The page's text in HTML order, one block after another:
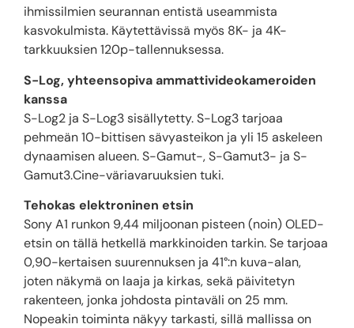
ihmissilmien seurannan entistä useammista
kasvokulmista. Käytettävissä myös 8K- ja 4K-
tarkkuuksien 120p-tallennuksessa.
S-Log, yhteensopiva ammattivideokameroiden
kanssa
S-Log2 ja S-Log3 sisällytetty. S-Log3 tarjoaa
pehmeän 10-bittisen sävyasteikon ja yli 15 askeleen
dynaamisen alueen. S-Gamut-, S-Gamut3- ja S-
Gamut3.Cine-väriavaruuksien tuki.
Tehokas elektroninen etsin
Sony A1 runkon 9,44 miljoonan pisteen (noin) OLED-
etsin on tällä hetkellä markkinoiden tarkin. Se tarjoaa
0,90-kertaisen suurennuksen ja 41°:n kuva-alan,
joten näkymä on laaja ja kirkas, sekä päivitetyn
rakenteen, jonka johdosta pintaväli on 25 mm.
Nopeakin toiminta näkyy tarkasti, sillä mallissa on